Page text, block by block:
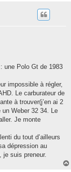
une Polo Gt de 1983
impossible à régler,
Le carburateur de
à trouver(j’en ai 2
Weber 32 34. Le
Je monte
du tout d’ailleurs
dépression au
suis preneur.